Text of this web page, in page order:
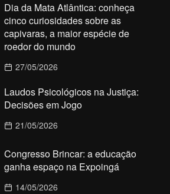
Dia da Mata Atlântica: conheça
cinco curiosidades sobre as
capivaras, a maior espécie de
roedor do mundo
27/05/2026
Laudos Psicológicos na Justiça:
Decisões em Jogo
21/05/2026
Congresso Brincar: a educação
ganha espaço na Expoingá
14/05/2026